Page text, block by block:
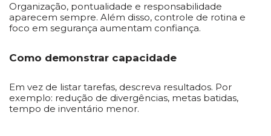
Organização, pontualidade e responsabilidade
aparecem sempre. Além disso, controle de rotina e
foco em segurança aumentam confiança.
Como demonstrar capacidade
Em vez de listar tarefas, descreva resultados. Por
exemplo: redução de divergências, metas batidas,
tempo de inventário menor.